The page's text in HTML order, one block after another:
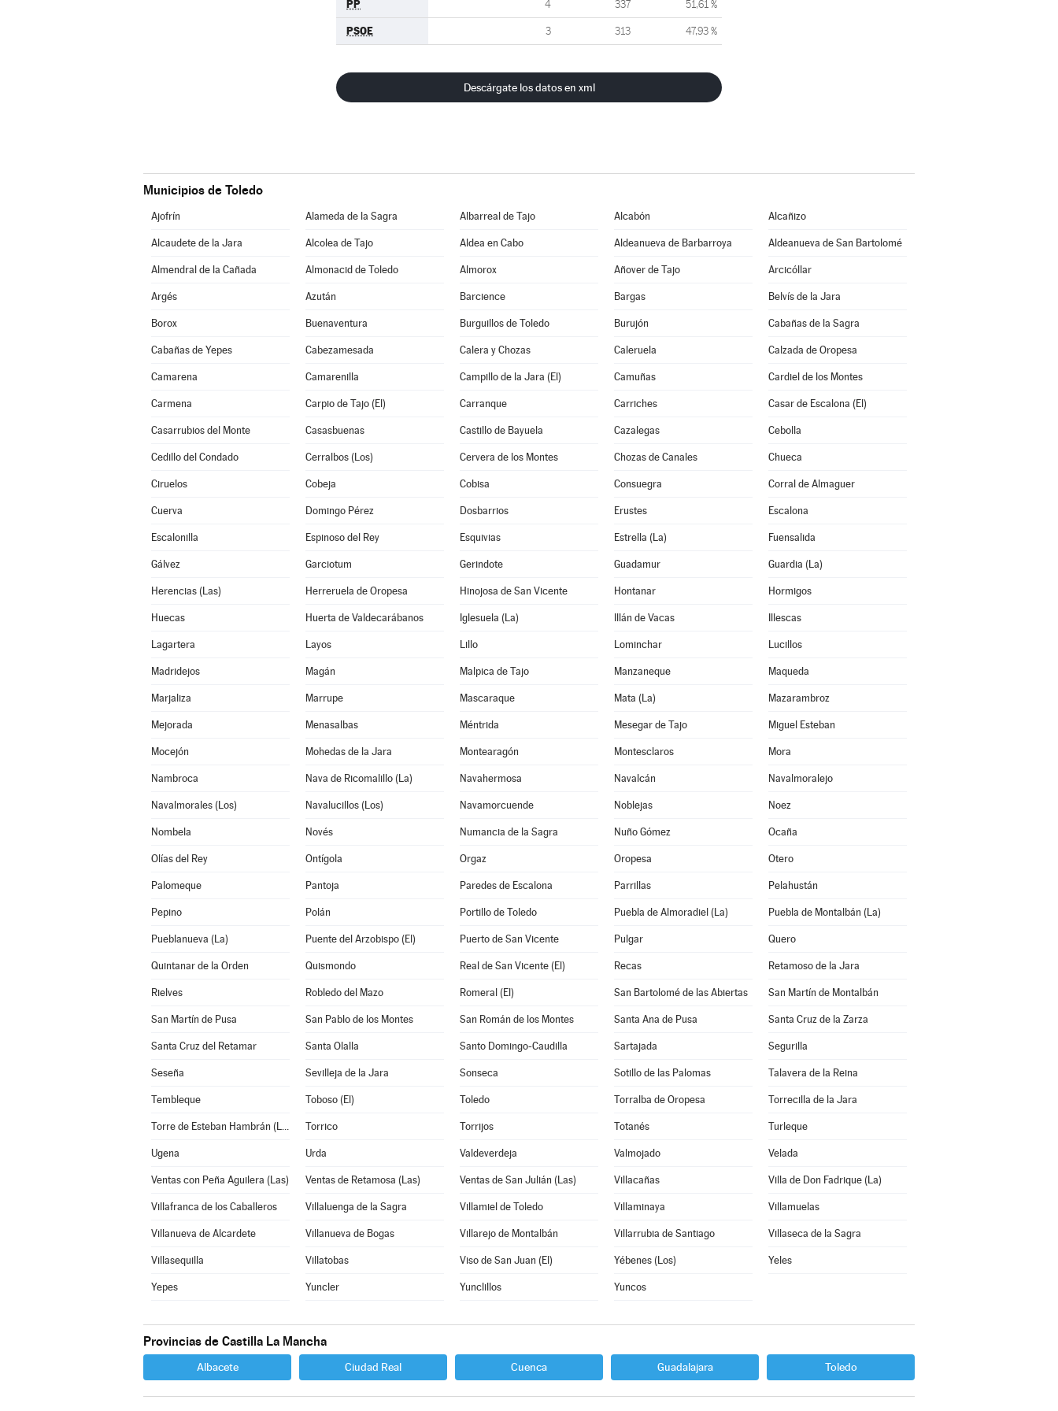
PP 4 337 51,61 %
PSOE 3 313 47,93 %
Descárgate los datos en xml
Municipios de Toledo
Ajofrín Alameda de la Sagra Albarreal de Tajo Alcabón Alcañizo
Alcaudete de la Jara Alcolea de Tajo Aldea en Cabo Aldeanueva de Barbarroya Aldeanueva de San Bartolomé
Almendral de la Cañada Almonacid de Toledo Almorox Añover de Tajo Arcicóllar
Argés Azután Barcience Bargas Belvís de la Jara
Borox Buenaventura Burguillos de Toledo Burujón Cabañas de la Sagra
Cabañas de Yepes Cabezamesada Calera y Chozas Caleruela Calzada de Oropesa
Camarena Camarenilla Campillo de la Jara (El) Camuñas Cardiel de los Montes
Carmena Carpio de Tajo (El) Carranque Carriches Casar de Escalona (El)
Casarrubios del Monte Casasbuenas Castillo de Bayuela Cazalegas Cebolla
Cedillo del Condado Cerralbos (Los) Cervera de los Montes Chozas de Canales Chueca
Ciruelos Cobeja Cobisa Consuegra Corral de Almaguer
Cuerva Domingo Pérez Dosbarrios Erustes Escalona
Escalonilla Espinoso del Rey Esquivias Estrella (La) Fuensalida
Gálvez Garciotum Gerindote Guadamur Guardia (La)
Herencias (Las) Herreruela de Oropesa Hinojosa de San Vicente Hontanar Hormigos
Huecas Huerta de Valdecarábanos Iglesuela (La) Illán de Vacas Illescas
Lagartera Layos Lillo Lominchar Lucillos
Madridejos Magán Malpica de Tajo Manzaneque Maqueda
Marjaliza Marrupe Mascaraque Mata (La) Mazarambroz
Mejorada Menasalbas Méntrida Mesegar de Tajo Miguel Esteban
Mocejón Mohedas de la Jara Montearagón Montesclaros Mora
Nambroca Nava de Ricomalillo (La) Navahermosa Navalcán Navalmoralejo
Navalmorales (Los) Navalucillos (Los) Navamorcuende Noblejas Noez
Nombela Novés Numancia de la Sagra Nuño Gómez Ocaña
Olías del Rey Ontígola Orgaz Oropesa Otero
Palomeque Pantoja Paredes de Escalona Parrillas Pelahustán
Pepino Polán Portillo de Toledo Puebla de Almoradiel (La) Puebla de Montalbán (La)
Pueblanueva (La) Puente del Arzobispo (El) Puerto de San Vicente Pulgar Quero
Quintanar de la Orden Quismondo Real de San Vicente (El) Recas Retamoso de la Jara
Rielves Robledo del Mazo Romeral (El) San Bartolomé de las Abiertas San Martín de Montalbán
San Martín de Pusa San Pablo de los Montes San Román de los Montes Santa Ana de Pusa Santa Cruz de la Zarza
Santa Cruz del Retamar Santa Olalla Santo Domingo-Caudilla Sartajada Segurilla
Seseña Sevilleja de la Jara Sonseca Sotillo de las Palomas Talavera de la Reina
Tembleque Toboso (El) Toledo Torralba de Oropesa Torrecilla de la Jara
Torre de Esteban Hambrán (La) Torrico Torrijos Totanés Turleque
Ugena Urda Valdeverdeja Valmojado Velada
Ventas con Peña Aguilera (Las) Ventas de Retamosa (Las) Ventas de San Julián (Las) Villacañas Villa de Don Fadrique (La)
Villafranca de los Caballeros Villaluenga de la Sagra Villamiel de Toledo Villaminaya Villamuelas
Villanueva de Alcardete Villanueva de Bogas Villarejo de Montalbán Villarrubia de Santiago Villaseca de la Sagra
Villasequilla Villatobas Viso de San Juan (El) Yébenes (Los) Yeles
Yepes Yuncler Yunclillos Yuncos
Provincias de Castilla La Mancha
Albacete Ciudad Real Cuenca Guadalajara Toledo